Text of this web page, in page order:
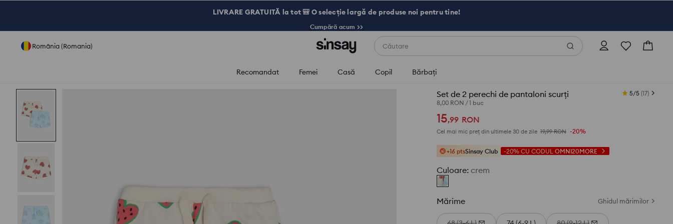
LIVRARE GRATUITĂ la tot 🎒 O selecție largă de produse noi pentru tine!
Cumpără acum >>
România (Romania) Căutare
Recomandat Femei Casă Copil Bărbaţi
Set de 2 perechi de pantaloni scurți
8,00 RON /1 buc
5/5 (17)
15,99 RON
Cel mai mic preț din ultimele 30 de zile 19,99 RON -20%
+16 ptsSinsay Club -20% CU CODUL OMNI20MORE
Culoare: crem
Mărime Ghidul mărimilor